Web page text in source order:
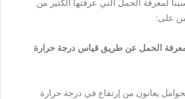
لمعرفة الحمل التي عرفتها الكثير من
على:
الحمل عن طريق قياس درجة حرارة
يعانون من إرتفاع في درجة حرارة